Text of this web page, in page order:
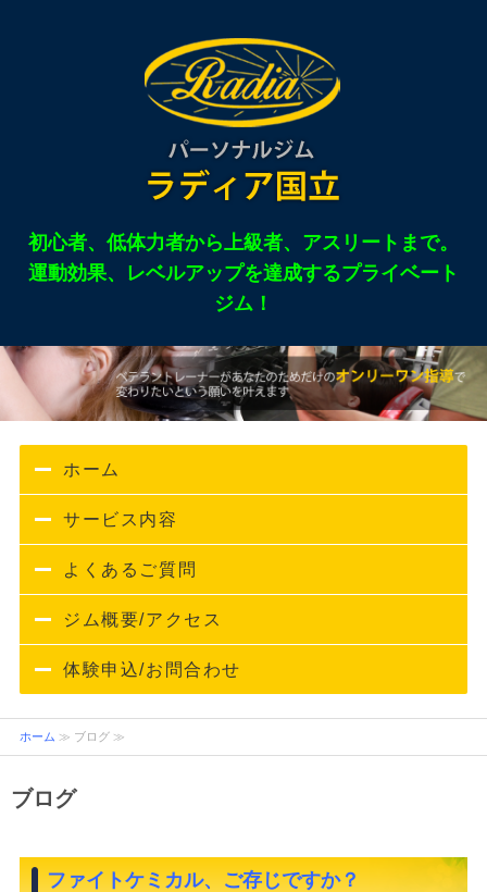
初心者、低体力者から上級者、アスリートまで。
運動効果、レベルアップを達成するプライベート
ジム！
ホーム
サービス内容
よくあるご質問
ジム概要/アクセス
体験申込/お問合わせ
ホーム ≫ ブログ ≫
ブログ
ファイトケミカル、ご存じですか？